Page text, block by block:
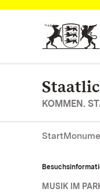
Zum Hauptinhalt
KOMMEN.
Start
MUSIK IM